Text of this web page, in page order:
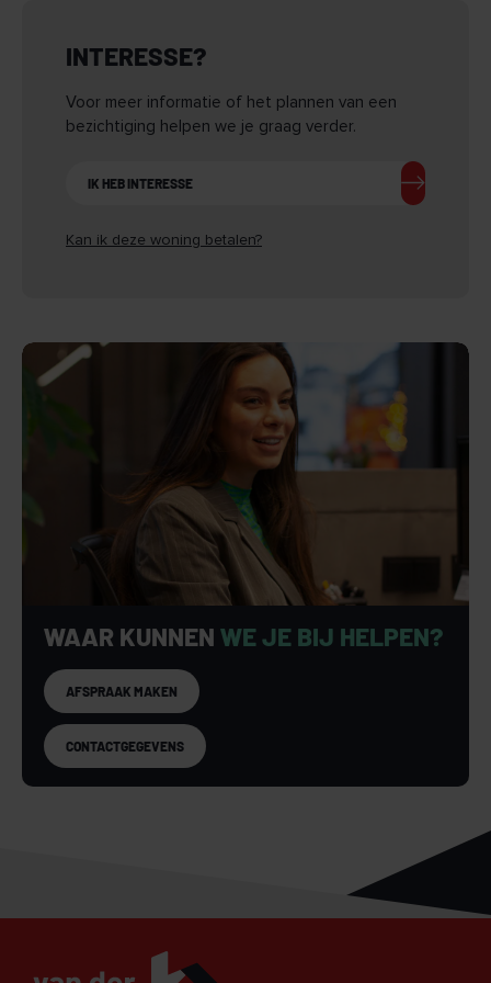
INTERESSE?
Voor meer informatie of het plannen van een
bezichtiging helpen we je graag verder.
IK HEB INTERESSE
Kan ik deze woning betalen?
WAAR KUNNEN WE JE BIJ HELPEN?
AFSPRAAK MAKEN
CONTACTGEGEVENS